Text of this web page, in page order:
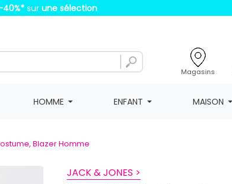
40%* sur une sélection
Magasins
HOMME ENFANT MAISON
Blazer Homme
JACK & JONES >